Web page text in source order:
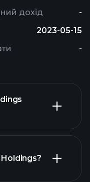
дохід -
-
2023-05-15